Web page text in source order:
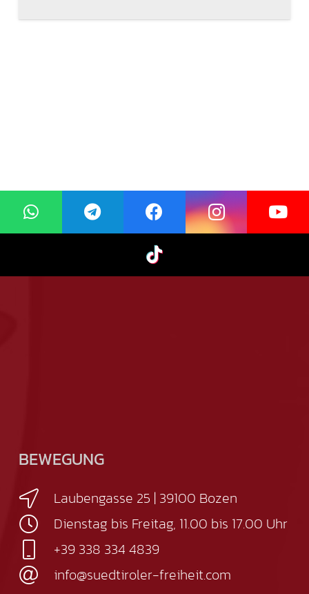
BEWEGUNG
Laubengasse 25 | 39100 Bozen
Dienstag bis Freitag, 11.00 bis 17.00 Uhr
+39 338 334 4839
info@suedtiroler-freiheit.com